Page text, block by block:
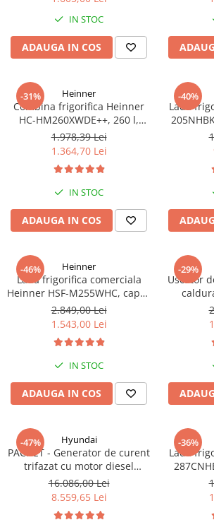
Ventuze cu brate pentru transport
Masini de spalat rufe cu uscator
Uscatoare de rufe
Masini de facut paine
incorporabile
Seturi oale
SANDWICH MAKER
Storcatoare de fructe
IN STOC
ADAUGA IN COS
-31% Heinner
Combina frigorifica Heinner
HC-HM260XWDE++, 260 l,
Clasa E, Dozator apa, Control
electronic, Iluminare LED, Usi
reversibile, H 180 cm, Argintiu
1.978,39 Lei
1.364,70 Lei
IN STOC
ADAUGA IN COS
-40%
Lada
-46% Heinner
Lada frigorifica comerciala
Heinner HSF-M255WHC, capac
din sticla, 255L, clasa C,
functionare convertibila
(frigider/congelator), 1 cos,
alb
2.849,00 Lei
1.543,00 Lei
IN STOC
ADAUGA IN COS
-29%
Uscator
Clasa
Display
Care,
-47% Hyundai
PACHET - Generator de curent
trifazat cu motor diesel
Hyundai DHY8600SE-T, putere
motor 12 CP, Putere maxima
7.9 kVA, tensiune 380 / 220 V +
16.086,00 Lei
8.559,65 Lei
-36%
Lada
LED,